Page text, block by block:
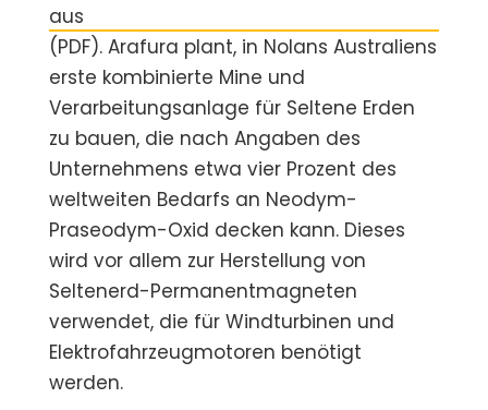
aus
(PDF). Arafura plant, in Nolans Australiens
erste kombinierte Mine und
Verarbeitungsanlage für Seltene Erden
zu bauen, die nach Angaben des
Unternehmens etwa vier Prozent des
weltweiten Bedarfs an Neodym-
Praseodym-Oxid decken kann. Dieses
wird vor allem zur Herstellung von
Seltenerd-Permanentmagneten
verwendet, die für Windturbinen und
Elektrofahrzeugmotoren benötigt
werden.